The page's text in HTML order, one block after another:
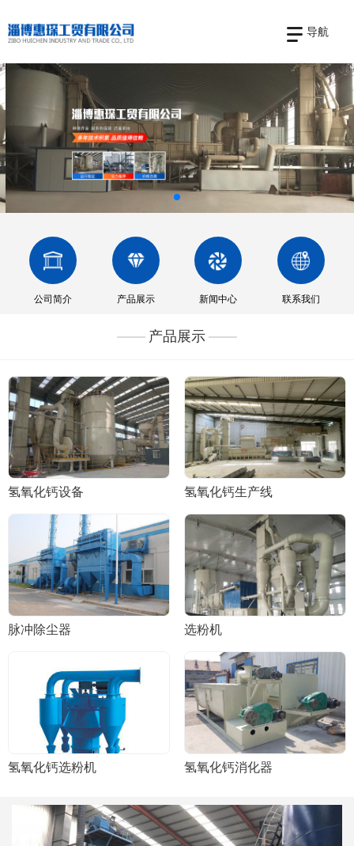
导航
公司简介 产品展示 新闻中心 联系我们
产品展示
氢氧化钙设备 氢氧化钙生产线
脉冲除尘器 选粉机
氢氧化钙选粉机 氢氧化钙消化器